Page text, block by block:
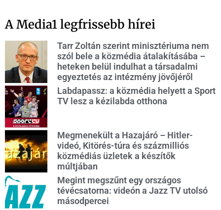
A Media1 legfrissebb hírei
Tarr Zoltán szerint minisztériuma nem
szól bele a közmédia átalakításába –
heteken belül indulhat a társadalmi
egyeztetés az intézmény jövőjéről
Labdapassz: a közmédia helyett a Sport
TV lesz a kézilabda otthona
Megmenekült a Hazajáró – Hitler-
videó, Kitörés-túra és százmilliós
közmédiás üzletek a készítők
múltjában
Megint megszűnt egy országos
tévécsatorna: videón a Jazz TV utolsó
másodpercei